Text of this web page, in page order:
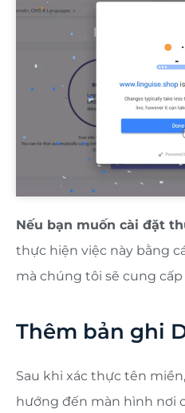
Nếu bạn muốn cài đặt
thực hiện việc này bằng
mà chúng tôi sẽ cung
Thêm bản ghi
Sau khi xác thực tên
hướng đến màn hình nơi